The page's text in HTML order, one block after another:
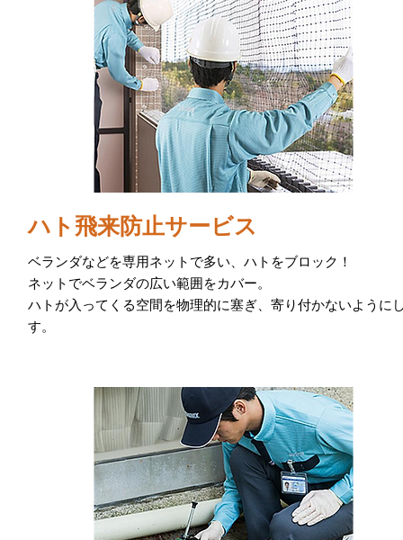
ハト飛来防止サービス
ベランダなどを専用ネットで多い、ハトをブロック！
ネットでベランダの広い範囲をカバー。
ハトが入ってくる空間を物理的に塞ぎ、寄り付かないように
す。